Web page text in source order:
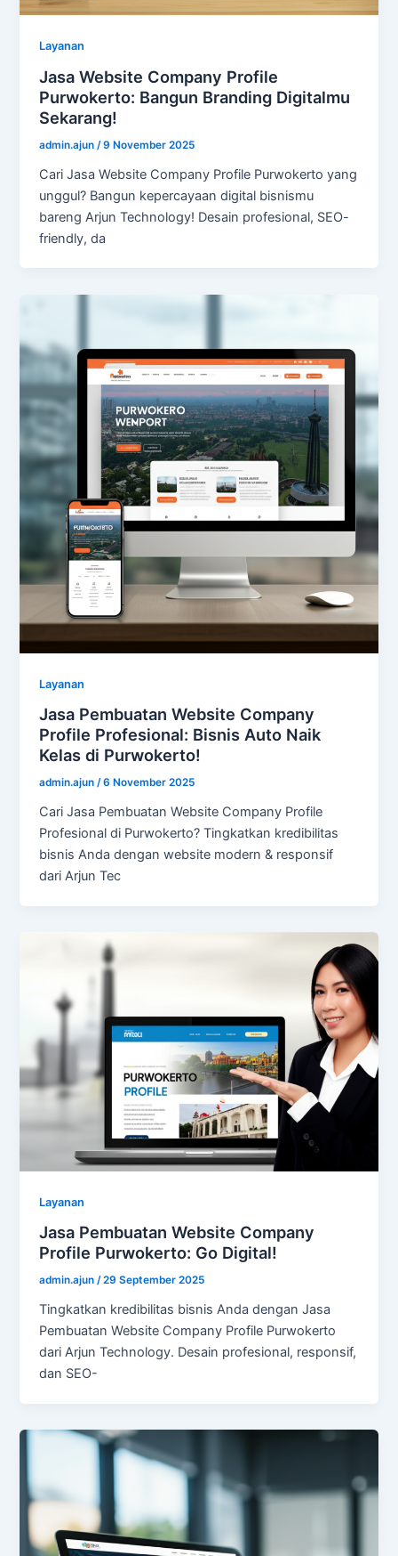
Layanan
Jasa Website Company Profile
Purwokerto: Bangun Branding Digitalmu
Sekarang!
admin.ajun /9 November 2025
Cari Jasa Website Company Profile Purwokerto yang
unggul? Bangun kepercayaan digital bisnismu
bareng Arjun Technology! Desain profesional, SEO-
friendly, da
Layanan
Jasa Pembuatan Website Company
Profile Profesional: Bisnis Auto Naik
Kelas di Purwokerto!
admin.ajun/6 November 2025
Cari Jasa Pembuatan Website Company Profile
Profesional di Purwokerto? Tingkatkan kredibilitas
bisnis Anda dengan website modern & responsif
dari Arjun Tec
Layanan
Jasa Pembuatan Website Company
Profile Purwokerto: Go Digital!
admin.ajun/29 September 2025
Tingkatkan kredibilitas bisnis Anda dengan Jasa
Pembuatan Website Company Profile Purwokerto
dari Arjun Technology. Desain profesional, responsif,
dan SEO-